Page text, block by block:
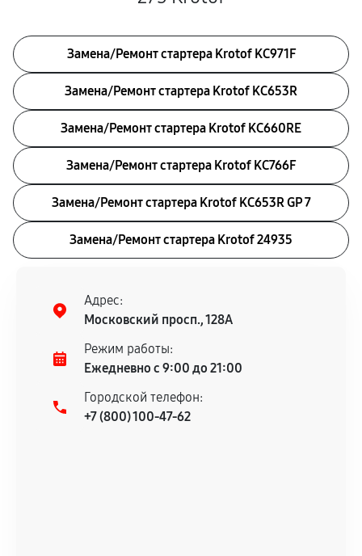
Замена/Pемонт стартера Krotof KC971F
Замена/Pемонт стартера Krotof KC653R
Замена/Pемонт стартера Krotof KC660RE
Замена/Pемонт стартера Krotof KC766F
Замена/Pемонт стартера Krotof KC653R GP 7
Замена/Pемонт стартера Krotof 24935
Адрес:
Московский просп., 128А
Режим работы:
Ежедневно с 9:00 до 21:00
Городской телефон:
+7 (800) 100-47-62